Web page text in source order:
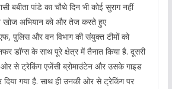
बबीता पांडे का चौथे दिन भी कोई सुराग नहीं
खोज अभियान को और तेज करते हुए
पुलिस और वन विभाग की संयुक्त टीमों को
डॉग्स के साथ पूरे क्षेत्र में तैनात किया है. दूसरी
ओर से ट्रेकिंग एजेंसी ब्रोमाउंटेन और उसके गाइड
गया है. साथ ही उनकी ओर से ट्रेकिंग पर